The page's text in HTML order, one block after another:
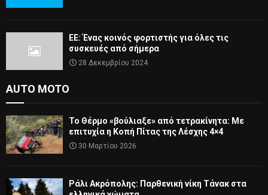
ΕΕ: Ένας κοινός φορτιστής για όλες τις
συσκευές από σήμερα
28 Δεκεμβρίου 2024
AUTO MOTO
Το Θέρμο «βούλιαξε» από τετρακίνητα: Με
επιτυχία η Κοπή Πίτας της Λέσχης 4×4
30 Μαρτίου 2026
Ράλι Ακρόπολης: Παρθενική νίκη Τάνακ στα